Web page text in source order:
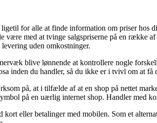
for alle at finde information om priser hos
være med at tvinge salgspriserne på en række
uden omkostninger.
blive lønnende at kontrollere nogle
inden du handler, så du ikke er i tvivl om at få
på, at i tilfælde af at en shop på nettet
på en uærlig internet shop. Handler med
kort eller betalinger med mobilen. Som et